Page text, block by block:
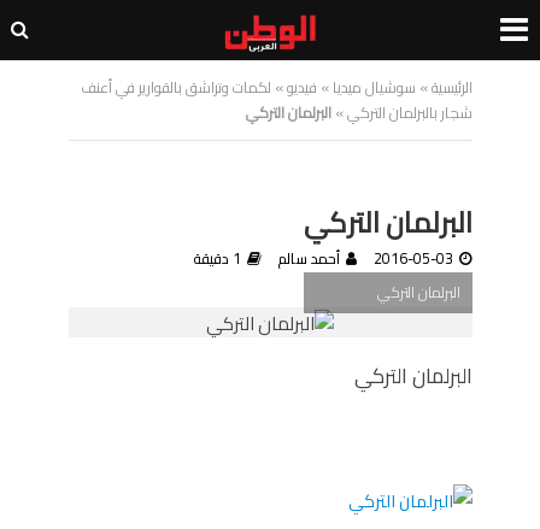
الرئيسية» سوشيال ميديا» فيديو» لكمات وتراشق بالقوارير في أعنف
شجار بالبرلمان التركي»البرلمان التركي
البرلمان التركي
2016-05-03 أحمد سالم
1 دقيقة
البرلمان التركي
البرلمان التركي